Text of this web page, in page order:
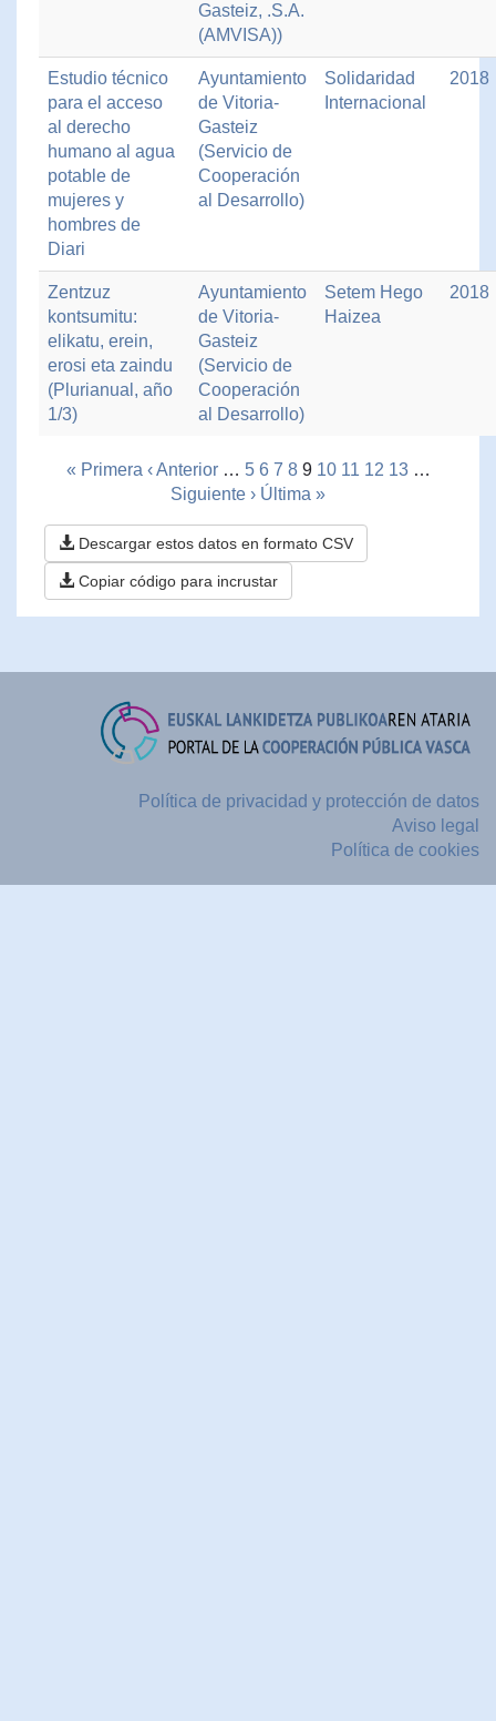
Gasteiz, .S.A.
(AMVISA))
Estudio técnico
para el acceso
al derecho
humano al agua
potable de
mujeres y
hombres de
Diari
Ayuntamiento
de Vitoria-
Gasteiz
(Servicio de
Cooperación
al Desarrollo)
Solidaridad
Internacional
2018
Zentzuz
kontsumitu:
elikatu, erein,
erosi eta zaindu
(Plurianual, año
1/3)
Ayuntamiento
de Vitoria-
Gasteiz
(Servicio de
Cooperación
al Desarrollo)
Setem Hego
Haizea
2018
« Primera ‹ Anterior … 5 6 7 8 9 10 11 12 13 …
Siguiente › Última »
Descargar estos datos en formato CSV
Copiar código para incrustar
Política de privacidad y protección de datos
Aviso legal
Política de cookies